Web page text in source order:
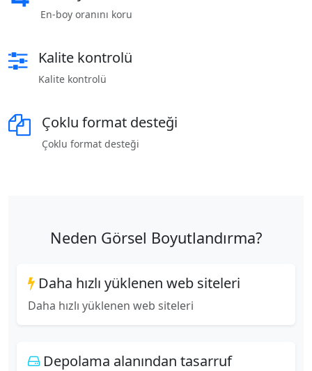
En-boy oranını koru
Kalite kontrolü
Kalite kontrolü
Çoklu format desteği
Çoklu format desteği
Neden Görsel Boyutlandırma?
Daha hızlı yüklenen web siteleri
Daha hızlı yüklenen web siteleri
Depolama alanından tasarruf